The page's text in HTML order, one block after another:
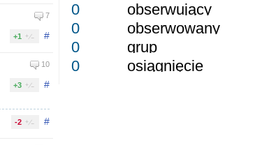
7
#
+1
10
#
+3
#
-2
0
obserwujący
0
obserwowany
0
grup
0
osiągnięcie